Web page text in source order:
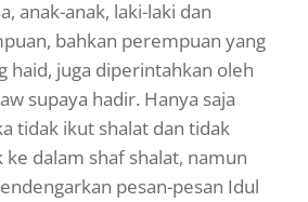
anak-anak, laki-laki dan
bahkan perempuan yang
haid, juga diperintahkan oleh
supaya hadir. Hanya saja
tidak ikut shalat dan tidak
ke dalam shaf shalat, namun
pesan-pesan Idul